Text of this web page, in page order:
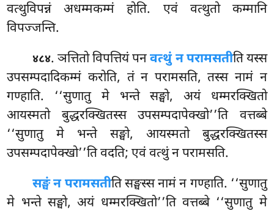
वत्थुविपन्नं अधम्मकम्मं होति. एवं वत्थुतो कम्मानि
विपज्जन्ति.
४८४. ञत्तितो विपत्तियं पनवत्थुं न परामसतीति यस्स
उपसम्पदादिकम्मं करोति, तं न परामसति, तस्स नामं न
गण्हाति. ‘‘सुणातु मे भन्ते सङ्घो, अयं धम्मरक्खितो
आयस्मतो बुद्धरक्खितस्स उपसम्पदापेक्खो’’ति वत्तब्बे
‘‘सुणातु मे भन्ते सङ्घो, आयस्मतो बुद्धरक्खितस्स
उपसम्पदापेक्खो’’ति वदति; एवं वत्थुं न परामसति.
सङ्घं न परामसतीति सङ्घस्स नामं न गण्हाति. ‘‘सुणातु
मे भन्ते सङ्घो, अयं धम्मरक्खितो’’तिवत्तब्बे ‘‘सुणातु मे